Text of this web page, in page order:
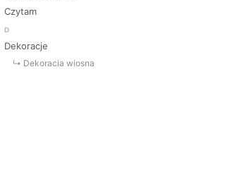
Czytam
D
Dekoracje
↳ Dekoracja wiosna